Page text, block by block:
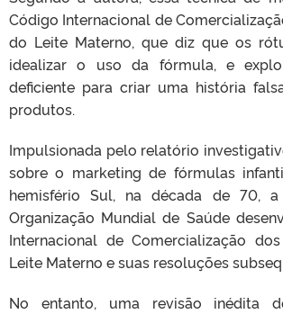
Código Internacional de
do Leite Materno, que diz que os
idealizar o uso da fórmula, e
deficiente para criar uma história
produtos.
Impulsionada pelo relatório
sobre o marketing de fórmulas
hemisfério Sul, na década de 70, a
Organização Mundial de Saúde
Internacional de Comercialização
Leite Materno e suas resoluções
No entanto, uma revisão inédita